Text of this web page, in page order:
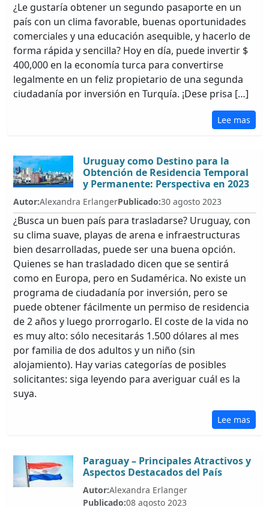
¿Le gustaría obtener un segundo pasaporte en un
país con un clima favorable, buenas oportunidades
comerciales y una educación asequible, y hacerlo de
forma rápida y sencilla? Hoy en día, puede invertir $
400,000 en la economía turca para convertirse
legalmente en un feliz propietario de una segunda
ciudadanía por inversión en Turquía. ¡Dese prisa […]
Lee mas
Uruguay como Destino para la
Obtención de Residencia Temporal
y Permanente: Perspectiva en 2023
Autor:Alexandra ErlangerPublicado:30 agosto 2023
¿Busca un buen país para trasladarse? Uruguay, con
su clima suave, playas de arena e infraestructuras
bien desarrolladas, puede ser una buena opción.
Quienes se han trasladado dicen que se sentirá
como en Europa, pero en Sudamérica. No existe un
programa de ciudadanía por inversión, pero se
puede obtener fácilmente un permiso de residencia
de 2 años y luego prorrogarlo. El coste de la vida no
es muy alto: sólo necesitarás 1.500 dólares al mes
por familia de dos adultos y un niño (sin
alojamiento). Hay varias categorías de posibles
solicitantes: siga leyendo para averiguar cuál es la
suya.
Lee mas
Paraguay – Principales Atractivos y
Aspectos Destacados del País
Autor:Alexandra Erlanger
Publicado:08 agosto 2023